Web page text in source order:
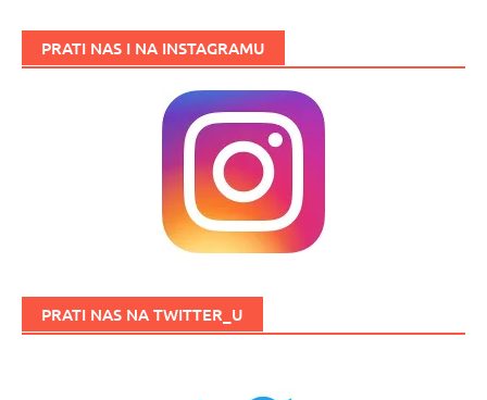
PRATI NAS I NA INSTAGRAMU
PRATI NAS NA TWITTER_U